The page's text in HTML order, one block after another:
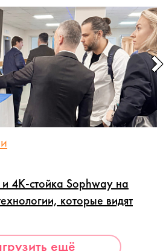
4K-стойка Sophway на
которые видят
ещё